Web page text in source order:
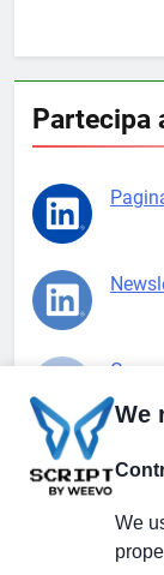
Partecipa
X.com
We
We